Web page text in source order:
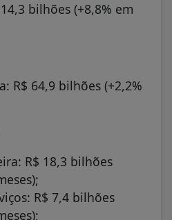
bilhões (+8,8% em
R$ 64,9 bilhões (+2,2%
R$ 18,3 bilhões
R$ 7,4 bilhões